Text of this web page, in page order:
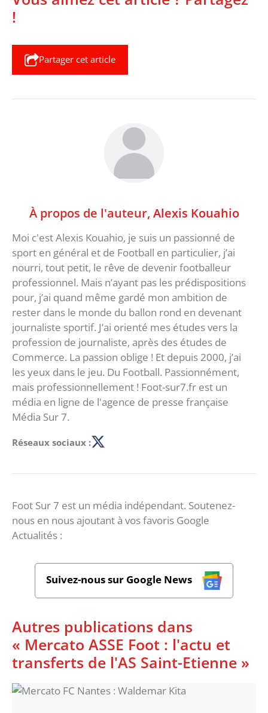
!
Partager cet article
À propos de l'auteur, Alexis Kouahio
Moi c'est Alexis Kouahio, je suis un passionné de
sport en général et de Football en particulier, j’ai
nourri, tout petit, le rêve de devenir footballeur
professionnel. Mais n’ayant pas les prédispositions
pour, j’ai quand même gardé mon ambition de
rester dans le monde du ballon rond en devenant
journaliste sportif. J’ai orienté mes études vers la
profession de journaliste, après des études de
Commerce. La passion oblige ! Et depuis 2000, j’ai
les yeux dans le jeu. Du Football. Passionnément,
mais professionnellement ! Foot-sur7.fr est un
média en ligne de l'agence de presse française
Média Sur 7.
Réseaux sociaux :
Foot Sur 7 est un média indépendant. Soutenez-
nous en nous ajoutant à vos favoris Google
Actualités :
Suivez-nous sur Google News
Autres publications dans
« Mercato ASSE Foot : l'actu et
transferts de l'AS Saint-Etienne »